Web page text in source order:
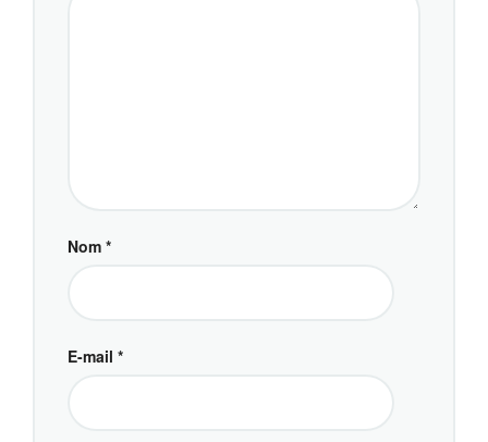
Nom *
E-mail *